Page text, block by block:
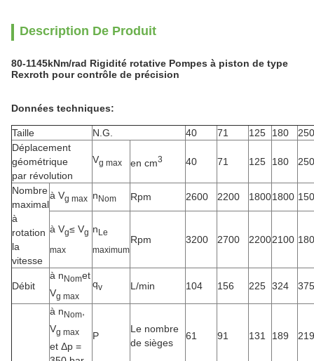
Description De Produit
80-1145kNm/rad Rigidité rotative Pompes à piston de type
Rexroth pour contrôle de précision
Données techniques:
Taille N.G. 40 71 125 180
250
Déplacement
géométrique
par révolution
Vg max en cm3 40 71 125 180 250
Nombre
maximal
à
rotation
la
vitesse
à Vg max nNom Rpm 2600 2200 18001800
à Vg≤ Vg
max
nLe
maximum
Rpm 3200 2700 22002100
Débit
à nNomet
Vg max
qv L/min 104 156 225 324 375
à nNom
Vg max
et Δp =
P
Le nombre
de sièges
61 91 131 189 219